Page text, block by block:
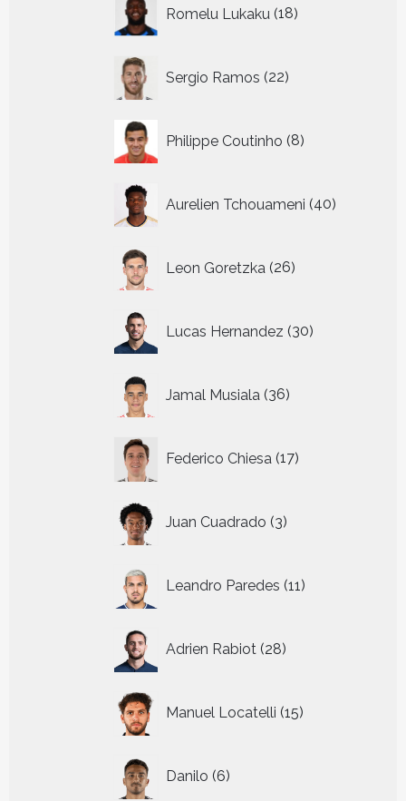
Romelu Lukaku 18
producten
Sergio Ramos 22
producten
Philippe Coutinho 8
producten
Aurelien Tchouameni 40
producten
Leon Goretzka 26
producten
Lucas Hernandez 30
producten
Jamal Musiala 36
producten
Federico Chiesa 17
producten
Juan Cuadrado 3
producten
Leandro Paredes 11
producten
Adrien Rabiot 28
producten
Manuel Locatelli 15
producten
Danilo 6
producten